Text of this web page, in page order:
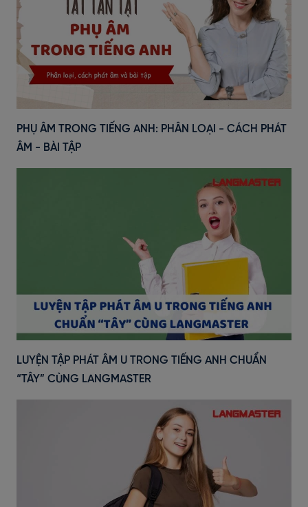
PHỤ ÂM TRONG TIẾNG ANH: PHÂN LOẠI - CÁCH PHÁT
ÂM - BÀI TẬP
LUYỆN TẬP PHÁT ÂM U TRONG TIẾNG ANH CHUẨN
“TÂY” CÙNG LANGMASTER